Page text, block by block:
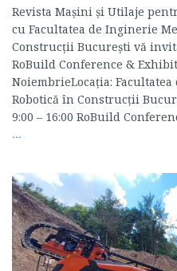
Revista Mașini și Utilaje
cu Facultatea de Inginerie
Construcții București vă
RoBuild Conference &
NoiembrieLocația:
Robotică în Construcții
9:00 – 16:00 RoBuild
...